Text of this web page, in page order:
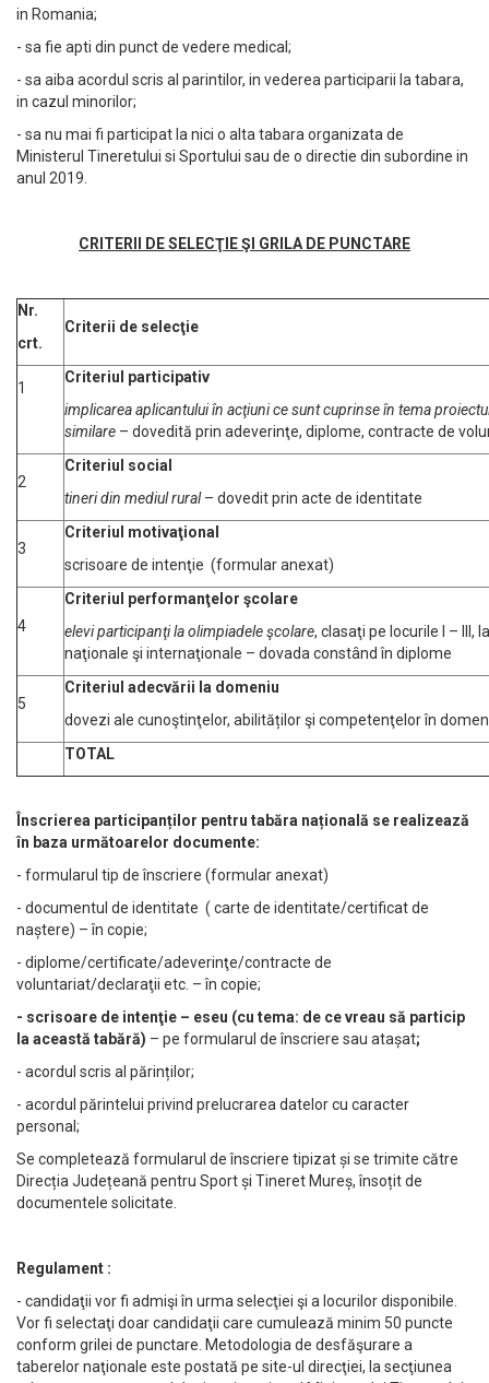
in Romania;
- sa fie apti din punct de vedere medical;
- sa aiba acordul scris al parintilor, in vederea participarii la tabara,
in cazul minorilor;
- sa nu mai fi participat la nici o alta tabara organizata de
Ministerul Tineretului si Sportului sau de o directie din subordine in
anul 2019.
CRITERII DE SELECŢIE Ş I GRILA DE PUNCTARE
Nr.
crt.
Criterii de selecţie
1
Criteriul participativ
implicarea aplicantului în acţiuni ce sunt cuprinse în tema
similare – dovedită prin adeverinţe, diplome, contracte de
2
Criteriul social
tineri din mediul rural– dovedit prin acte de identitate
3
Criteriul motivaţional
scrisoare de intenţie (formular anexat)
4
Criteriul performanţelor şcolare
elevi participanţi la olimpiadele şcolare, clasaţi pe locurile I – III,
naţionale şi internaţionale – dovada constând în diplome
5
Criteriul adecvării la domeniu
dovezi ale cunoştinţelor, abilităților şi competenţelor în
TOTAL
Înscrierea participanților pentru tabăra națională se realizează
în baza următoarelor documente:
- formularul tip de înscriere (formular anexat)
- documentul de identitate ( carte de identitate/certificat de
naștere) – în copie;
- diplome/certificate/adeverinţe/contracte de
voluntariat/declaraţii etc. – în copie;
- scrisoare de intenţie – eseu (cu tema: de ce vreau să particip
la această tabără) – pe formularul de înscriere sau atașat;
- acordul scris al părinților;
- acordul părintelui privind prelucrarea datelor cu caracter
personal;
Se completează formularul de înscriere tipizat și se trimite către
Direcția Județeană pentru Sport și Tineret Mureș, însoțit de
documentele solicitate.
Regulament :
- candidaţii vor fi admişi în urma selecţiei şi a locurilor disponibile.
Vor fi selectaţi doar candidaţii care cumulează minim 50 puncte
conform grilei de punctare. Metodologia de desfăşurare a
taberelor naţionale este postată pe site-ul direcţiei, la secţiunea